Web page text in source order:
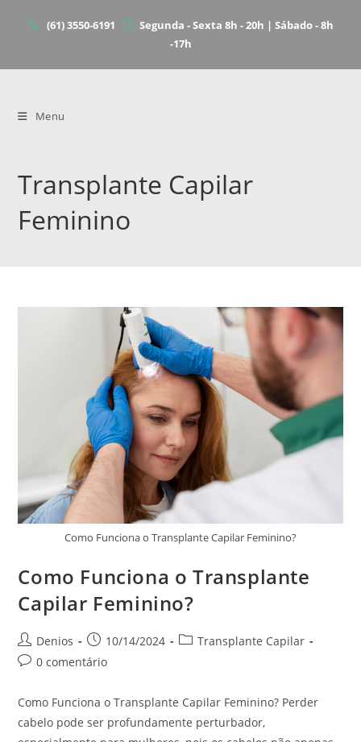
(61) 3550-6191
Segunda - Sexta 8h - 20h | Sábado - 8h
-17h
Menu
Transplante Capilar
Feminino
Como Funciona o Transplante Capilar Feminino?
Como Funciona o Transplante
Capilar Feminino?
Denios 10/14/2024
Transplante Capilar
0 comentário
Como Funciona o Transplante Capilar Feminino? Perder
cabelo pode ser profundamente perturbador,